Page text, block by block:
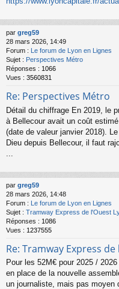
par greg59
28 mars 2026, 14:49
Forum : Le forum de Lyon en Lignes
Sujet : Perspectives Métro
Réponses : 1066
Vues : 3560831
Re: Perspectives Métro
Détail du chiffrage En 2019, le
à Bellecour avait un coût
(date de valeur janvier 2018).
Dieu depuis Bellecour, il faut
par greg59
28 mars 2026, 14:48
Forum : Le forum de Lyon en Lignes
Sujet : Tramway Express de l'Ouest
Réponses : 1086
Vues : 1237555
Re: Tramway Express
Pour les 52M€ pour 2025 /
en place de la nouvelle
un journaliste, mais pas moyen